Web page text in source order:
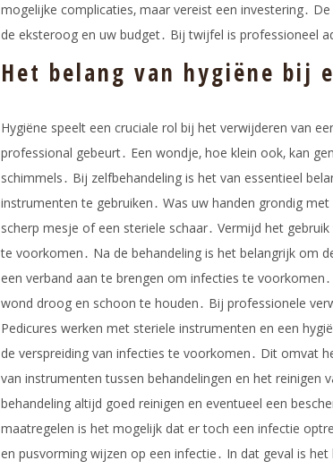
mogelijke complicaties‚ maar vereist een investering․
de eksteroog en uw budget․ Bij twijfel is professioneel
Het belang van hygiëne bij
Hygiëne speelt een cruciale rol bij het verwijderen van
professional gebeurt․ Een wondje‚ hoe klein ook‚ kan
schimmels․ Bij zelfbehandeling is het van essentieel
instrumenten te gebruiken․ Was uw handen grondig
scherp mesje of een steriele schaar․ Vermijd het
te voorkomen․ Na de behandeling is het belangrijk om
een verband aan te brengen om infecties te
wond droog en schoon te houden․ Bij professionele
Pedicures werken met steriele instrumenten en een
de verspreiding van infecties te voorkomen․ Dit omvat
van instrumenten tussen behandelingen en het reinigen
behandeling altijd goed reinigen en eventueel een
maatregelen is het mogelijk dat er toch een infectie
en pusvorming wijzen op een infectie․ In dat geval is